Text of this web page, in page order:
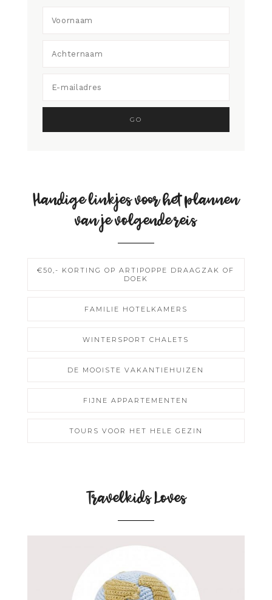
Handige linkjes voor het plannen
van je volgende reis
€50,- KORTING OP ARTIPOPPE DRAAGZAK OF
DOEK
FAMILIE HOTELKAMERS
WINTERSPORT CHALETS
DE MOOISTE VAKANTIEHUIZEN
FIJNE APPARTEMENTEN
TOURS VOOR HET HELE GEZIN
Travelkids Loves